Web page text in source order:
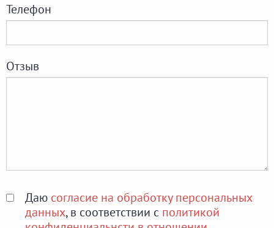
Телефон
Отзыв
Даю согласие на обработку персональных
данных, в соответствии с политикой